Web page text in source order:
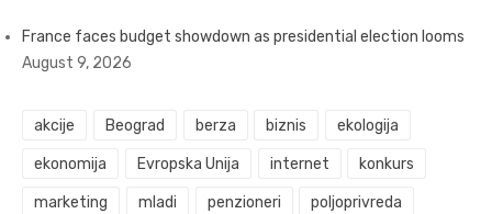
France faces budget showdown as presidential election looms
August 9, 2026
akcije Beograd berza biznis ekologija
ekonomija Evropska Unija internet konkurs
marketing mladi penzioneri poljoprivreda